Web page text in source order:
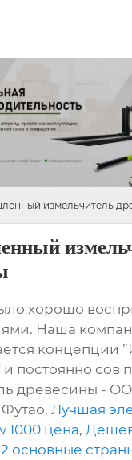
измельчитель
хорошо
Наша
концепции
и постоянно
древесины -
Лучшая
1000 цена,
основные